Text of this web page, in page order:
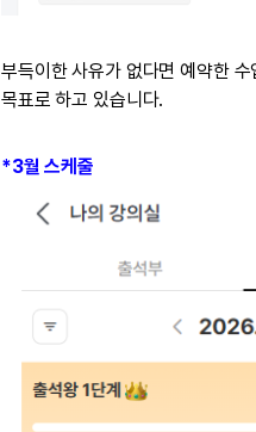
부득이한 사유가 없다면 예약한
목표로 하고 있습니다.
*3월 스케줄